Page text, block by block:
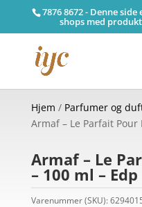
7876 8672 - Denne
shops med
Hjem / Parfumer og
Armaf – Le Parfait Pour
Armaf – Le
– 100 ml – Edp
Varenummer (SKU):